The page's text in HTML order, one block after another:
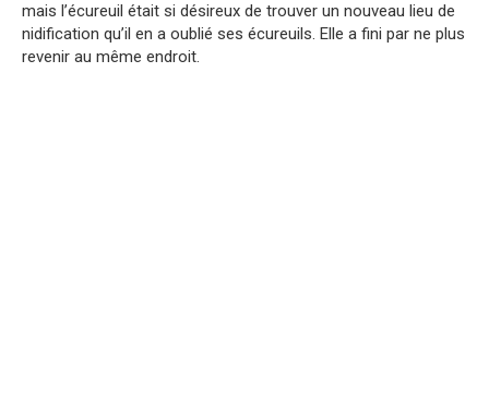
mais l’écureuil était si désireux de trouver un nouveau lieu de
nidification qu’il en a oublié ses écureuils. Elle a fini par ne plus
revenir au même endroit.